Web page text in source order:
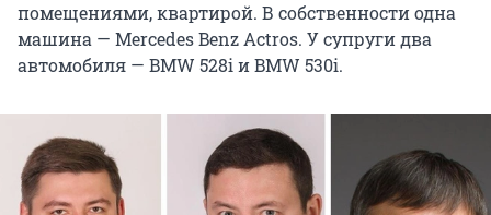
помещениями, квартирой. В собственности одна
машина — Mercedes Benz Actros. У супруги два
автомобиля — BMW 528i и BMW 530i.